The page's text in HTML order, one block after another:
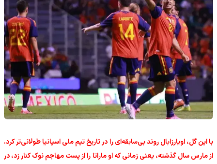
با این گل، اویارزابال روند بی‌سابقه‌ای را در تاریخ تیم ملی اسپانیا طولانی‌تر کرد.
از مارس سال گذشته، یعنی زمانی که او ماراتا را از پست مهاجم نوک کنار زد، در